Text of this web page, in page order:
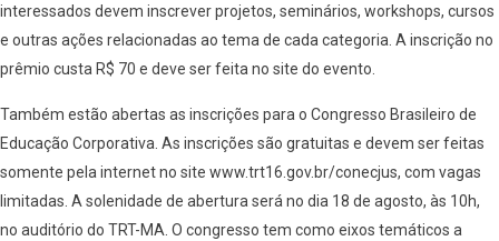
interessados devem inscrever projetos, seminários, workshops, cursos
e outras ações relacionadas ao tema de cada categoria. A inscrição no
prêmio custa R$ 70 e deve ser feita no site do evento.
Também estão abertas as inscrições para o Congresso Brasileiro de
Educação Corporativa. As inscrições são gratuitas e devem ser feitas
somente pela internet no site www.trt16.gov.br/conecjus, com vagas
limitadas. A solenidade de abertura será no dia 18 de agosto, às 10h,
no auditório do TRT-MA. O congresso tem como eixos temáticos a